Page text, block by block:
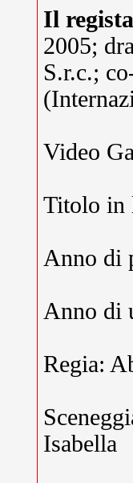
Il
2005;
S.r.c.;
Video
Titolo in
Anno di
Anno di
Regia:
Isabella